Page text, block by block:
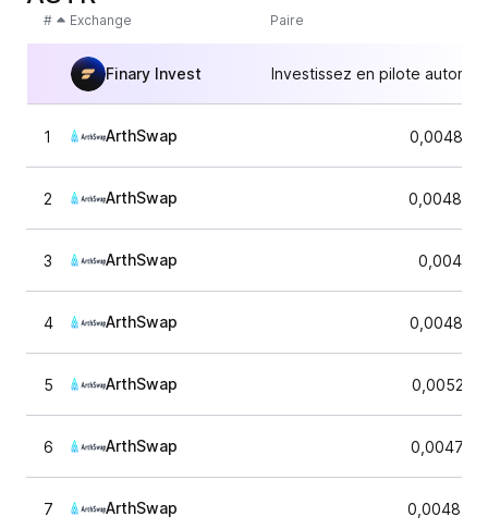
# Exchange Paire
Finary Invest Investissez en pilote
1 ArthSwap
2 ArthSwap
3 ArthSwap
4 ArthSwap
5 ArthSwap
6 ArthSwap
7 ArthSwap